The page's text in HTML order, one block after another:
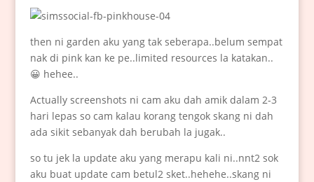
then ni garden aku yang tak seberapa..belum sempat
nak di pink kan ke pe..limited resources la katakan..
😀 hehee..
Actually screenshots ni cam aku dah amik dalam 2-3
hari lepas so cam kalau korang tengok skang ni dah
ada sikit sebanyak dah berubah la jugak..
so tu jek la update aku yang merapu kali ni..nnt2 sok
aku buat update cam betul2 sket..hehehe..skang ni